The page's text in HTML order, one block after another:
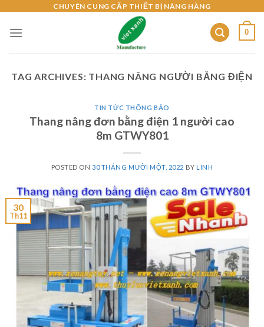
content
CHUYÊN CUNG CẤP THIẾT BỊ NÂNG HÀNG
0
TAG ARCHIVES: THANG NÂNG NGƯỜI BẰNG ĐIỆN
TIN TỨC THÔNG BÁO
Thang nâng đơn bằng điện 1 người cao
8m GTWY801
POSTED ON30 THÁNG MƯỜI MỘT, 2022 BYLINH
30
Th11